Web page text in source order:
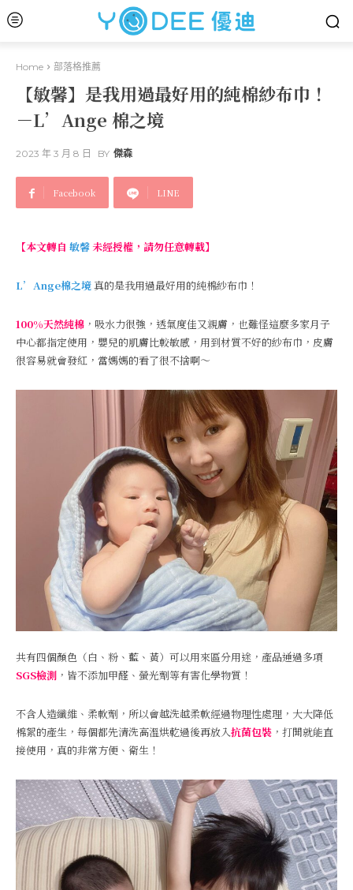
Home 部落格推薦
【敏馨】是我用過最好用的純棉紗布巾！
－L’Ange 棉之境
2023 年 3 月 8 日 BY 傑森
Facebook LINE
【本文轉自 敏馨未經授權，請勿任意轉載】
L’Ange棉之境真的是我用過最好用的純棉紗布巾！
100%天然純棉 ，吸水力很強，透氣度佳又親膚，也難怪這麼多家月子
中心都指定使用，嬰兒的肌膚比較敏感，用到材質不好的紗布巾，皮膚
很容易就會發紅，當媽媽的看了很不捨啊～
共有四個顏色（白、粉、藍、黃）可以用來區分用途，產品通過多項
SGS檢測 ，皆不添加甲醛、螢光劑等有害化學物質！
不含人造纖維、柔軟劑，所以會越洗越柔軟經過物理性處理，大大降低
棉絮的產生，每個都先清洗高溫烘乾過後再放入抗菌包裝 ，打開就能直
接使用，真的非常方便、衛生！